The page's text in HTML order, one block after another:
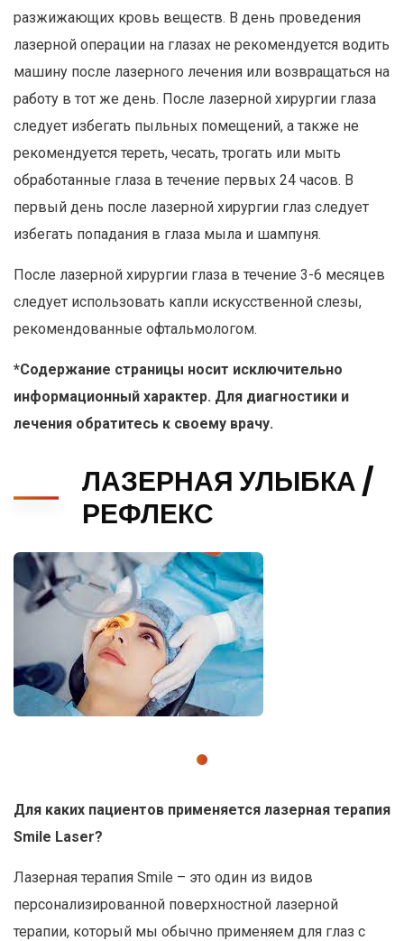
разжижающих кровь веществ. В день проведения
лазерной операции на глазах не рекомендуется водить
машину после лазерного лечения или возвращаться на
работу в тот же день. После лазерной хирургии глаза
следует избегать пыльных помещений, а также не
рекомендуется тереть, чесать, трогать или мыть
обработанные глаза в течение первых 24 часов. В
первый день после лазерной хирургии глаз следует
избегать попадания в глаза мыла и шампуня.
После лазерной хирургии глаза в течение 3-6 месяцев
следует использовать капли искусственной слезы,
рекомендованные офтальмологом.
*Содержание страницы носит исключительно
информационный характер. Для диагностики и
лечения обратитесь к своему врачу.
ЛАЗЕРНАЯ УЛЫБКА /
РЕФЛЕКС
Для каких пациентов применяется лазерная терапия
Smile Laser?
Лазерная терапия Smile – это один из видов
персонализированной поверхностной лазерной
терапии, который мы обычно применяем для глаз с